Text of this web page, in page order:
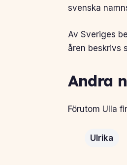
svenska
Av Sveriges
åren beskrivs
Andra
Förutom Ulla
Ulrika